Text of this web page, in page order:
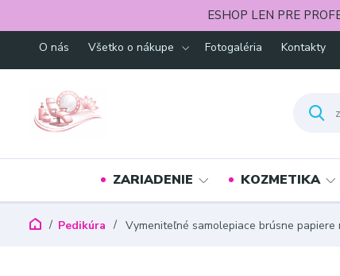
ESHOP LEN PRE
O nás Všetko o nákupe Fotogaléria Kontakty
ZARIADENIE KOZMETIKA
Pedikúra Vymeniteľné samolepiace brúsne